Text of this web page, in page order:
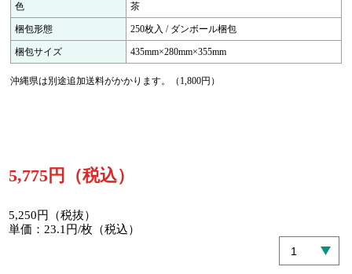
色 茶
梱包形態 250枚入 / ダンボール梱包
梱包サイズ 435mm×280mm×355mm
沖縄県は別途追加送料がかかります。（1,800円）
5,775円（税込）
5,250円（税抜）
単価：23.1円/枚（税込）